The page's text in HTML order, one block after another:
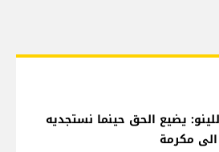
يضيع الحق حينما نستجديه
مكرمة